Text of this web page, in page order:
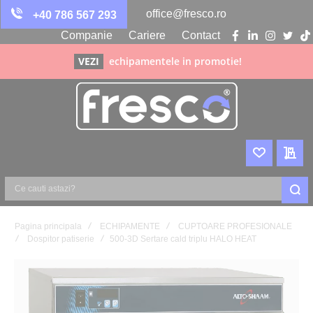
+40 786 567 293
office@fresco.ro
Companie
Cariere Contact
facebook
linkedin
VEZI echipamentele in promotie!
WISHLIST
Ce
cauti
astazi?
Pagina principala ECHIPAMENTE
CUPTOARE PROFESIONALE
Dospitor patiserie
500-3D Sertare cald triplu HALO HEAT
Skip